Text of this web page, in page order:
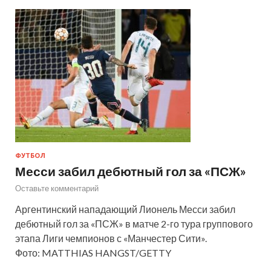
ФУТБОЛ
Месси забил дебютный гол за «ПСЖ»
Оставьте комментарий
Аргентинский нападающий Лионель Месси забил
дебютный гол за «ПСЖ» в матче 2-го тура группового
этапа Лиги чемпионов с «Манчестер Сити».
Фото: MATTHIAS HANGST/GETTY